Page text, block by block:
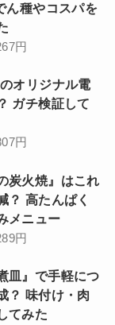
ん種やコスパを
円
オリジナル電
ガチ検証して
円
炭火焼』はこれ
？ 高たんぱく
メニュー
円
皿』で手軽につ
？ 味付け・肉
てみた